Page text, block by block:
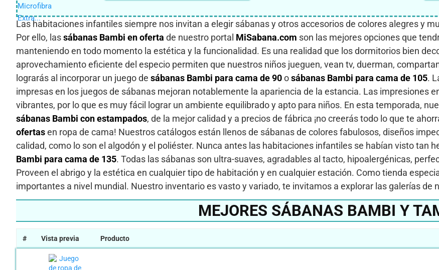
Las habitaciones infantiles siempre nos invitan a elegir sábanas y otros accesorios de colores alegres y
Por ello, lassábanas Bambi en oferta de nuestro portal MiSabana.com son las mejores opciones que
manteniendo en todo momento la estética y la funcionalidad. Es una realidad que los dormitorios bien
aprovechamiento eficiente del especio permiten que nuestros niños jueguen, vean tv, duerman,
lograrás al incorporar un juego de sábanas Bambi para cama de 90osábanas Bambi para cama de 105.
impresas en los juegos de sábanas mejoran notablemente la apariencia de la estancia. Las impresiones
vibrantes, por lo que es muy fácil lograr un ambiente equilibrado y apto para niños. En esta temporada,
sábanas Bambi con estampados, de la mejor calidad y a precios de fábrica ¡no creerás todo lo que te
ofertasen ropa de cama! Nuestros catálogos están llenos de sábanas de colores fabulosos, diseños
calidad, como lo son el algodón y el poliéster. Nunca antes las habitaciones infantiles se habían visto tan
Bambi para cama de 135. Todas las sábanas son ultra-suaves, agradables al tacto, hipoalergénicas,
Proveen el abrigo y la estética en cualquier tipo de habitación y en cualquier estación. Como tienda
importantes a nivel mundial. Nuestro inventario es vasto y variado, te invitamos a explorar las galerías de
MEJORES SÁBANAS BAMBI Y
# Vista previa Producto